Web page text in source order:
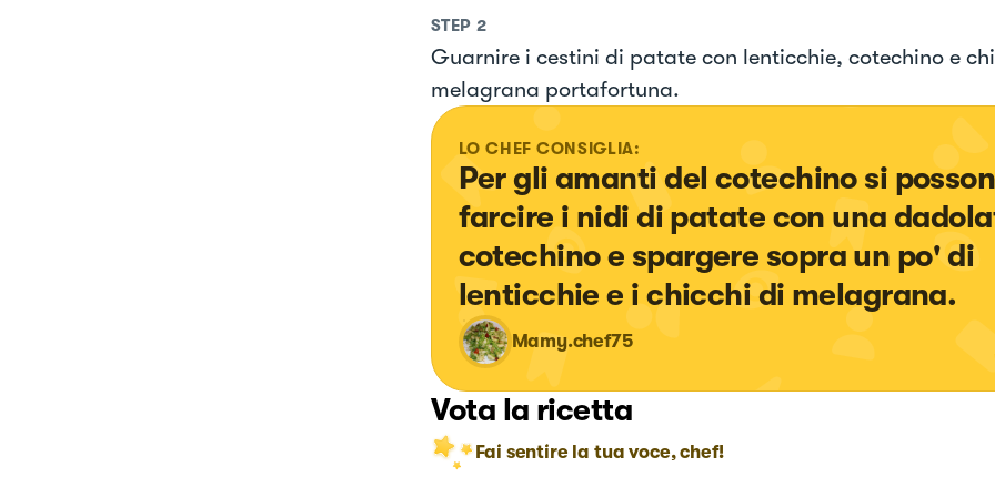
STEP 2
Guarnire i cestini di patate con lenticchie, cotechino e
melagrana portafortuna.
LO CHEF CONSIGLIA:
Per gli amanti del cotechino si
farcire i nidi di patate con una
cotechino e spargere sopra un po' di
lenticchie e i chicchi di melagrana.
Mamy.chef75
Vota la ricetta
Fai sentire la tua voce, chef!